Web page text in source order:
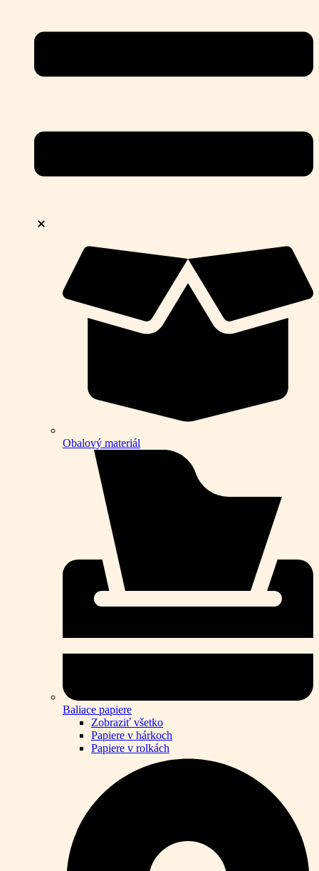
Obalový materiál
Baliace papiere
Zobraziť všetko
Papiere v hárkoch
Papiere v rolkách